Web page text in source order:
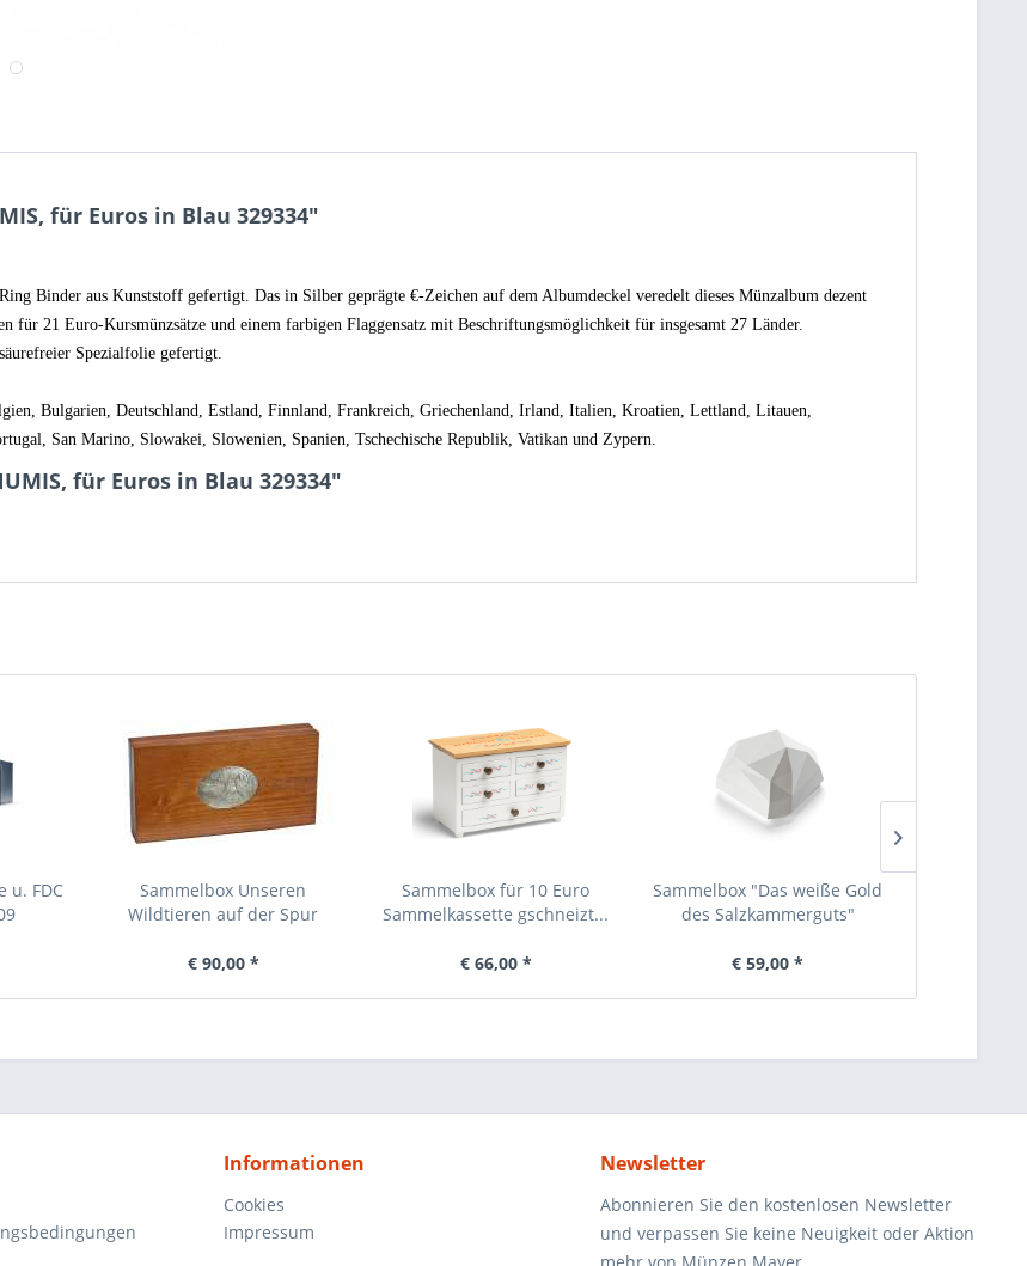
für Euros in Blau 329334"
Binder aus Kunststoff gefertigt. Das in Silber geprägte €-Zeichen auf dem Albumdeckel veredelt dieses Münzalbum dezent
für 21 Euro-Kursmünzsätze und einem farbigen Flaggensatz mit Beschriftungsmöglichkeit für insgesamt 27 Länder.
Spezialfolie gefertigt.
Bulgarien, Deutschland, Estland, Finnland, Frankreich, Griechenland, Irland, Italien, Kroatien, Lettland, Litauen,
San Marino, Slowakei, Slowenien, Spanien, Tschechische Republik, Vatikan und Zypern.
für Euros in Blau 329334"
u. FDC
Sammelbox Unseren
Wildtieren auf der Spur
€ 90,00 *
Sammelbox für 10 Euro
Sammelkassette gschneizt...
€ 66,00 *
Sammelbox "Das weiße Gold
des Salzkammerguts"
€ 59,00 *
Informationen
Cookies
Impressum
Newsletter
Abonnieren Sie den kostenlosen Newsletter
und verpassen Sie keine Neuigkeit oder Aktion